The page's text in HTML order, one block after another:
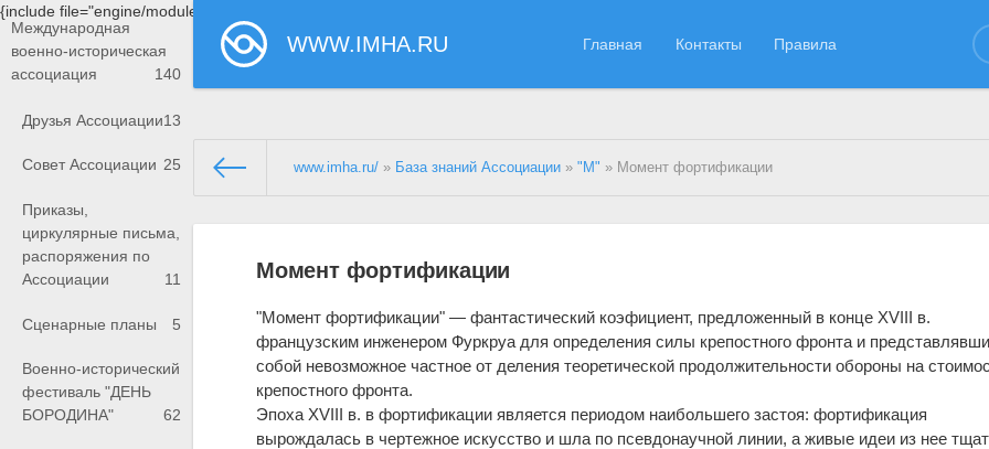
{include file="engine/modules/saperu/head.php"}
WWW.IMHA.RU Главная Контакты Правила
Международная
военно-историческая
ассоциация
140
Друзья Ассоциации13
Совет Ассоциации 25
Приказы,
циркулярные письма,
распоряжения по
Ассоциации
11
Сценарные планы 5
Военно-исторический
фестиваль "ДЕНЬ
БОРОДИНА"
62
www.imha.ru/ » База знаний Ассоциации »"М" » Момент фортификации
Момент фортификации
"Момент фортификации" — фантастический коэфициент, предложенный в конце XVIII в.
французским инженером Фуркруа для определения силы крепостного фронта и
собой невозможное частное от деления теоретической продолжительности обороны на
крепостного фронта.
Эпоха XVIII в. в фортификации является периодом наибольшего застоя: фортификация
вырождалась в чертежное искусство и шла по псевдонаучной линии, а живые идеи из нее